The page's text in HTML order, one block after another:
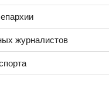
журналистов